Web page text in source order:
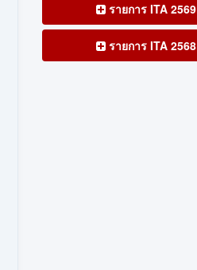
รายการ ITA 2569
รายการ ITA 2568